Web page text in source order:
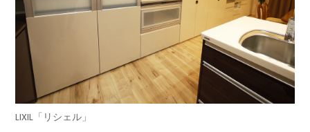
LIXIL「リシェル」